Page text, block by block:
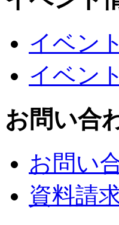
イベン
イベン
お問い合
お問い
資料請